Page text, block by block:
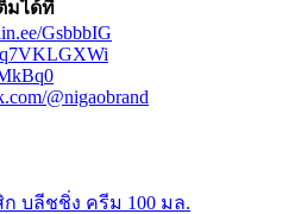
มได้ที่
GsbbbIG
@nigaobrand